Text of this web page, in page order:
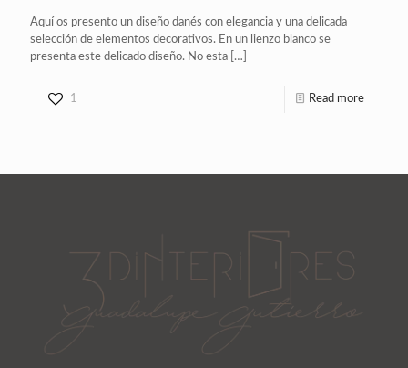
Aquí os presento un diseño danés con elegancia y una delicada
selección de elementos decorativos. En un lienzo blanco se
presenta este delicado diseño. No esta […]
1 Read more